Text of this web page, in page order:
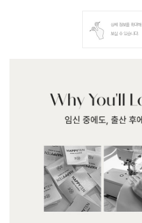
상세 정보를 확대해
보실 수 있습니다.